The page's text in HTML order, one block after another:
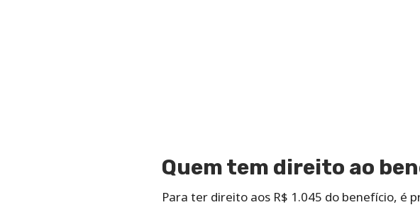
Quem tem direito ao
Para ter direito aos R$ 1.045 do benefício, é